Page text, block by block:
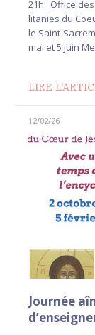
21h : Office
litanies du
le Saint-
mai et 5 juin
LIRE
12/02/26
Journée